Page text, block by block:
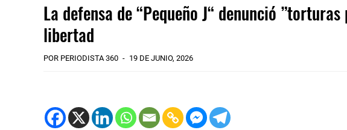
La defensa de “Pequeño J“ denunció
libertad
POR PERIODISTA 360 19 DE JUNIO, 2026